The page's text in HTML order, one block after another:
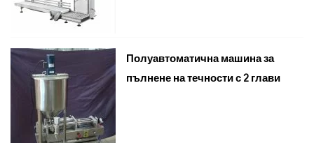
Полуавтоматична машина за
пълнене на течности с 2 глави